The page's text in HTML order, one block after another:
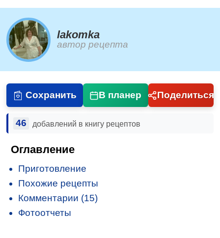
lakomka
автор рецепта
Сохранить В планер Поделиться
46 добавлений в книгу рецептов
Оглавление
Приготовление
Похожие рецепты
Комментарии (15)
Фотоотчеты